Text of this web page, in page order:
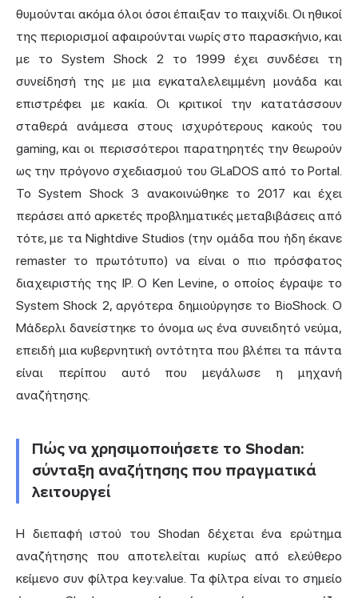
θυμούνται ακόμα όλοι όσοι έπαιξαν το παιχνίδι. Οι ηθικοί
της περιορισμοί αφαιρούνται νωρίς στο παρασκήνιο, και
με το System Shock 2 το 1999 έχει συνδέσει τη
συνείδησή της με μια εγκαταλελειμμένη μονάδα και
επιστρέφει με κακία. Οι κριτικοί την κατατάσσουν
σταθερά ανάμεσα στους ισχυρότερους κακούς του
gaming, και οι περισσότεροι παρατηρητές την θεωρούν
ως την πρόγονο σχεδιασμού του GLaDOS από το Portal.
Το System Shock 3 ανακοινώθηκε το 2017 και έχει
περάσει από αρκετές προβληματικές μεταβιβάσεις από
τότε, με τα Nightdive Studios (την ομάδα που ήδη έκανε
remaster το πρωτότυπο) να είναι ο πιο πρόσφατος
διαχειριστής της IP. Ο Ken Levine, ο οποίος έγραψε το
System Shock 2, αργότερα δημιούργησε το BioShock. Ο
Μάδερλι δανείστηκε το όνομα ως ένα συνειδητό νεύμα,
επειδή μια κυβερνητική οντότητα που βλέπει τα πάντα
είναι περίπου αυτό που μεγάλωσε η μηχανή
αναζήτησης.
Πώς να χρησιμοποιήσετε το Shodan:
σύνταξη αναζήτησης που πραγματικά
λειτουργεί
Η διεπαφή ιστού του Shodan δέχεται ένα ερώτημα
αναζήτησης που αποτελείται κυρίως από ελεύθερο
κείμενο συν φίλτρα key:value. Τα φίλτρα είναι το σημείο